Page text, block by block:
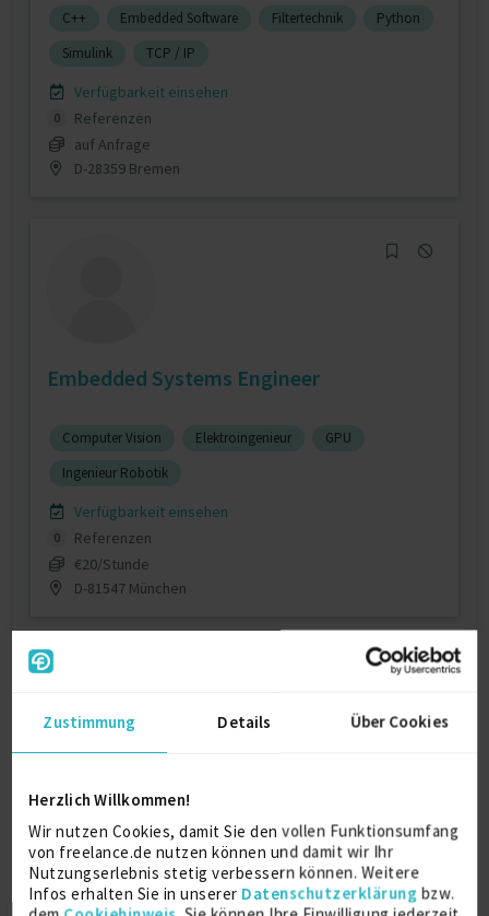
Zustimmung Details Über Cookies
Herzlich Willkommen!
Wir nutzen Cookies, damit Sie den vollen Funktionsumfang
von freelance.de nutzen können und damit wir Ihr
Nutzungserlebnis stetig verbessern können. Weitere
Infos erhalten Sie in unserer Datenschutzerklärung bzw.
C++ Embedded Software Filtertechnik
Python
Simulink
TCP / IP
Verfügbarkeit einsehen
0
Referenzen
auf Anfrage
D-28359 Bremen
Embedded Systems Engineer
Computer Vision Elektroingenieur
GPU
Ingenieur Robotik
Verfügbarkeit einsehen
0
Referenzen
€20/Stunde
D-81547 München
Embedded Software-Developer
Embedded Entwicklung / hardwarenahe Entwicklung
Verfügbarkeit einsehen